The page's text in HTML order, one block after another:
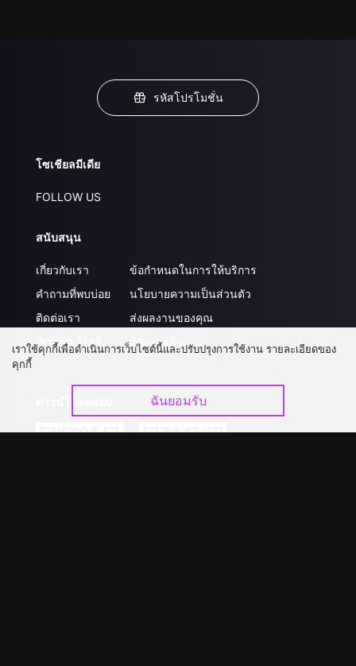
รหัสโปรโมชั่น
โซเชียลมีเดีย
FOLLOW US
สนับสนุน
เกี่ยวกับเรา
คำถามที่พบบ่อย
ติดต่อเรา
อัปเกรด วีไอพี
ข้อกำหนดในการให้บริการ
นโยบายความเป็นส่วนตัว
ส่งผลงานของคุณ
ร่วมงานกับเรา
เราใช้คุกกี้เพื่อดำเนินการเว็บไซต์นี้และปรับปรุงการใช้งาน รายละเอียดของ
คุกกี้
ฉันยอมรับ